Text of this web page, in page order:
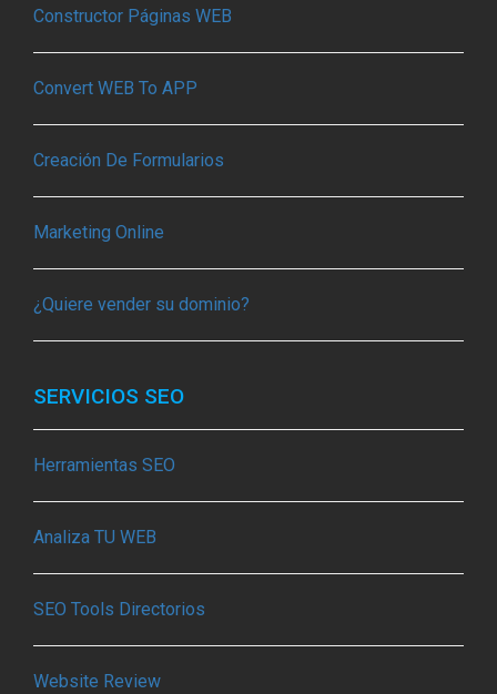
Constructor Páginas WEB
Convert WEB To APP
Creación De Formularios
Marketing Online
¿Quiere vender su dominio?
SERVICIOS SEO
Herramientas SEO
Analiza TU WEB
SEO Tools Directorios
Website Review